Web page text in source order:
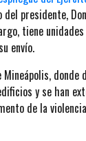
presidente,
tiene
envío.
donde
y se han
de la